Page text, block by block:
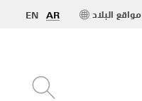
EN AR مواقع البلاد